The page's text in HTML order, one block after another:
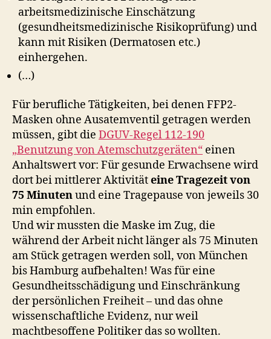
arbeitsmedizinische Einschätzung
(gesundheitsmedizinische Risikoprüfung) und
kann mit Risiken (Dermatosen etc.)
einhergehen.
(…)
Für berufliche Tätigkeiten, bei denen FFP2-
Masken ohne Ausatemventil getragen werden
müssen, gibt die DGUV-Regel 112-190
„Benutzung von Atemschutzgeräten“ einen
Anhaltswert vor: Für gesunde Erwachsene wird
dort bei mittlerer Aktivitäteine Tragezeit von
75 Minutenund eine Tragepause von jeweils 30
min empfohlen.
Und wir mussten die Maske im Zug, die
während der Arbeit nicht länger als 75 Minuten
am Stück getragen werden soll, von München
bis Hamburg aufbehalten! Was für eine
Gesundheitsschädigung und Einschränkung
der persönlichen Freiheit – und das ohne
wissenschaftliche Evidenz, nur weil
machtbesoffene Politiker das so wollten.